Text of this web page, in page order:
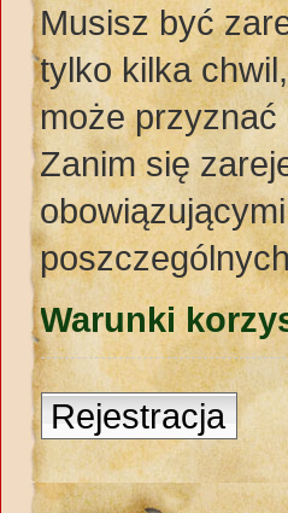
Musisz być
tylko kilka
może
Zanim się
Warunki
Rejestracja